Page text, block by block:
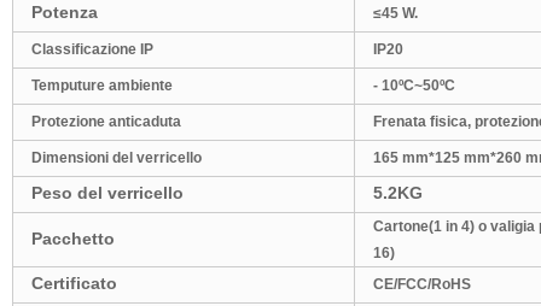
Potenza ≤45 W.
Classificazione IP IP20
Temputure ambiente - 10ºC~50ºC
Protezione anticaduta Frenata fisica,
Dimensioni del verricello 165 mm*125 mm*260
Peso del verricello 5.2KG
Pacchetto
Cartone(1 in 4) o
16)
Certificato CE/FCC/RoHS